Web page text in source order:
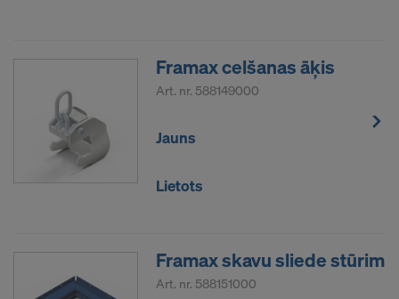
Framax celšanas āķis
Art. nr. 588149000
Jauns
Lietots
Framax skavu sliede stūrim
Art. nr. 588151000